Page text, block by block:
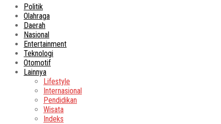
Politik
Olahraga
Daerah
Nasional
Entertainment
Teknologi
Otomotif
Lainnya
Lifestyle
Internasional
Pendidikan
Wisata
Indeks